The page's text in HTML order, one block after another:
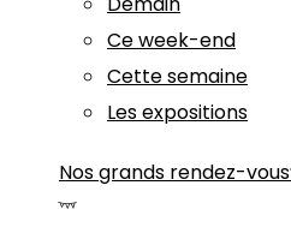
Ce week-end
Cette semaine
Les expositions
Nos grands rendez-vous